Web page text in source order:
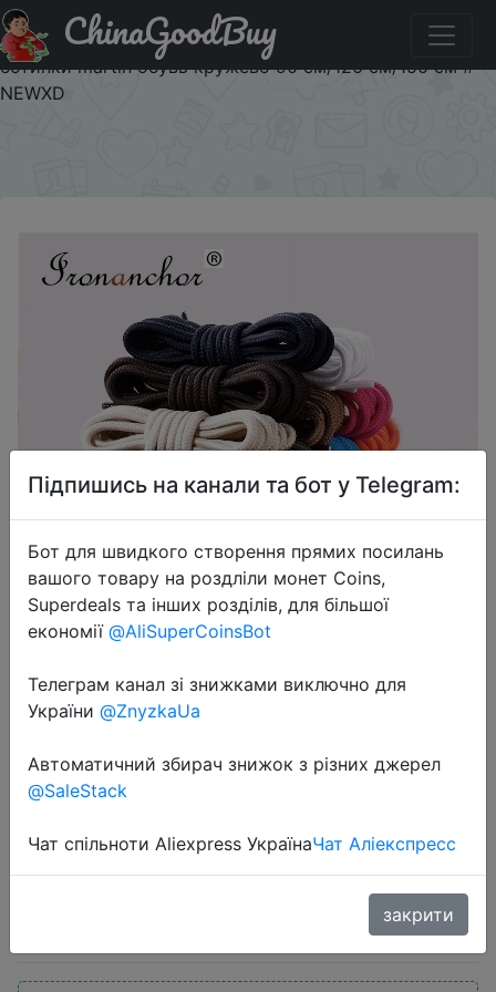
Паридбати з промокодом $2/2 1 пара круглые шнурки
однотонные классические повседневные спортивные
ботинки martin обувь кружево 90 см/120 см/150 см #
NEWXD
ChinaGoodBuy
2019-04-19
1 пара круглые шнурки
повседневные спортивные
ботинки martin обувь кружево 90
см/120 см/150 см # NEWXD
Підпишись на канали та бот у Telegram:
Бот для швидкого створення прямих посилань
вашого товару на роздліли монет Coins,
Superdeals та інших розділів, для більшої
економії @AliSuperCoinsBot
Телеграм канал зі знижками виключно для
України @ZnyzkaUa
Автоматичний збирач знижок з різних джерел
@SaleStack
Чат спільноти Aliexpress УкраїнаЧат Аліекспресс
закрити